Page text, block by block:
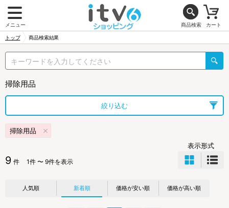
メニュー 商品検索 カート
トップ 商品検索結果
掃除用品
絞り込む
掃除用品
9 件 1件 〜 9件を表示
表示形式
人気順 新着順 価格が安い順 価格が高い順